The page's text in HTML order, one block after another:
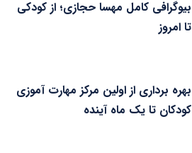
بیوگرافی کامل مهسا حجازی؛ از کودکی
تا امروز
بهره برداری از اولین مرکز مهارت آموزی
کودکان تا یک ماه آینده